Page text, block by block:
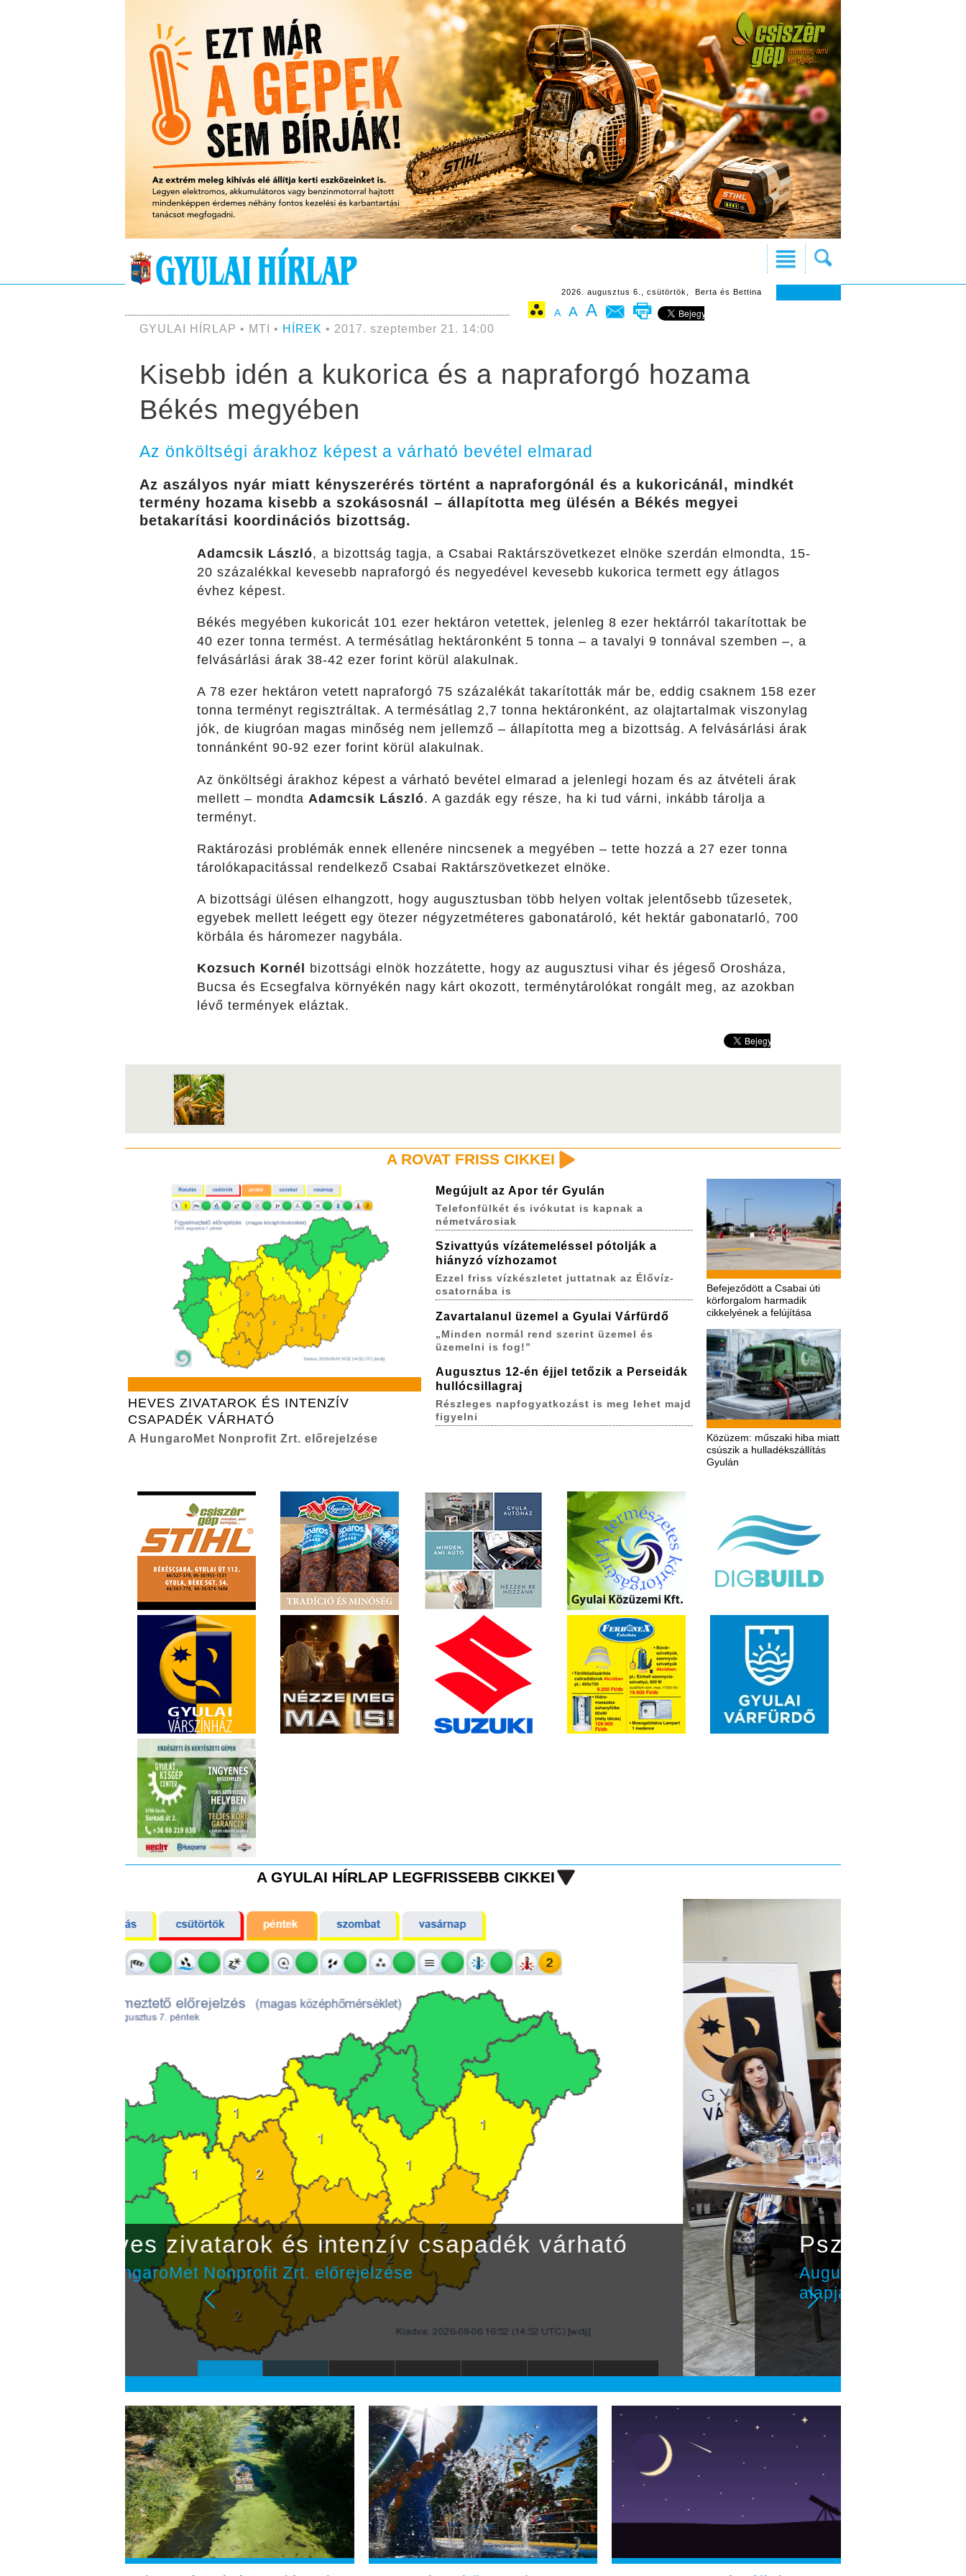
2026. augusztus 6., csütörtök, Berta és Bettina
A A A
GYULAI HÍRLAP • MTI • HÍREK • 2017. szeptember 21. 14:00
Kisebb idén a kukorica és a napraforgó hozama
Békés megyében
Az önköltségi árakhoz képest a várható bevétel elmarad
Az aszályos nyár miatt kényszerérés történt a napraforgónál és a kukoricánál, mindkét
termény hozama kisebb a szokásosnál – állapította meg ülésén a Békés megyei
betakarítási koordinációs bizottság.
Adamcsik László, a bizottság tagja, a Csabai Raktárszövetkezet elnöke szerdán elmondta, 15-
20 százalékkal kevesebb napraforgó és negyedével kevesebb kukorica termett egy átlagos
évhez képest.
Békés megyében kukoricát 101 ezer hektáron vetettek, jelenleg 8 ezer hektárról takarítottak be
40 ezer tonna termést. A termésátlag hektáronként 5 tonna – a tavalyi 9 tonnával szemben –, a
felvásárlási árak 38-42 ezer forint körül alakulnak.
A 78 ezer hektáron vetett napraforgó 75 százalékát takarították már be, eddig csaknem 158 ezer
tonna terményt regisztráltak. A termésátlag 2,7 tonna hektáronként, az olajtartalmak viszonylag
jók, de kiugróan magas minőség nem jellemző – állapította meg a bizottság. A felvásárlási árak
tonnánként 90-92 ezer forint körül alakulnak.
Az önköltségi árakhoz képest a várható bevétel elmarad a jelenlegi hozam és az átvételi árak
mellett – mondta Adamcsik László. A gazdák egy része, ha ki tud várni, inkább tárolja a
terményt.
Raktározási problémák ennek ellenére nincsenek a megyében – tette hozzá a 27 ezer tonna
tárolókapacitással rendelkező Csabai Raktárszövetkezet elnöke.
A bizottsági ülésen elhangzott, hogy augusztusban több helyen voltak jelentősebb tűzesetek,
egyebek mellett leégett egy ötezer négyzetméteres gabonatároló, két hektár gabonatarló, 700
körbála és háromezer nagybála.
Kozsuch Kornél
bizottsági elnök hozzátette, hogy az augusztusi vihar és jégeső Orosháza,
Bucsa és Ecsegfalva környékén nagy kárt okozott, terménytárolókat rongált meg, az azokban
lévő termények eláztak.
A ROVAT FRISS CIKKEI
HEVES ZIVATAROK ÉS INTENZÍV
CSAPADÉK VÁRHATÓ
A HungaroMet Nonprofit Zrt. előrejelzése
Befejeződött a Csabai úti
körforgalom harmadik
cikkelyének a felújítása
Közüzem: műszaki hiba miatt
csúszik a hulladékszállítás
Gyulán
Megújult az Apor tér Gyulán
Telefonfülkét és ivókutat is kapnak a
németvárosiak
Szivattyús vízátemeléssel pótolják a
hiányzó vízhozamot
Ezzel friss vízkészletet juttatnak az Élővíz-
csatornába is
Zavartalanul üzemel a Gyulai Várfürdő
„Minden normál rend szerint üzemel és
üzemelni is fog!”
Augusztus 12-én éjjel tetőzik a Perseidák
hullócsillagraj
Részleges napfogyatkozást is meg lehet majd
figyelni
A GYULAI HÍRLAP LEGFRISSEBB CIKKEI
Pszichothrillerre várják a színházbarátokat
Augusztus 8-án mutatják be a Németh László Iszony című regénye
alapján készült darabot